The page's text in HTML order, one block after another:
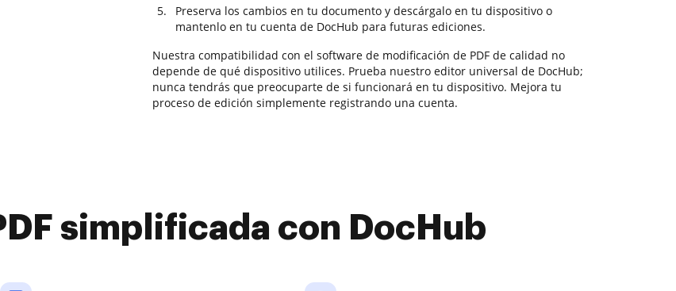
Preserva los cambios en tu documento y descárgalo en tu dispositivo o
mantenlo en tu cuenta de DocHub para futuras ediciones.
Nuestra compatibilidad con el software de modificación de PDF de calidad no
depende de qué dispositivo utilices. Prueba nuestro editor universal de DocHub;
nunca tendrás que preocuparte de si funcionará en tu dispositivo. Mejora tu
proceso de edición simplemente registrando una cuenta.
simplificada con DocHub